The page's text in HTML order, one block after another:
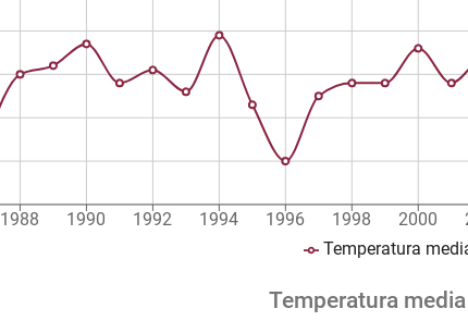
1988 1990 1992 1994 1996 1998 2000
Temperatura
Temperatura